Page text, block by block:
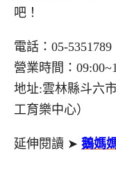
吧！
電話：05-5351789
營業時間：
地址:雲林縣斗六
工育樂中心）
延伸閱讀 ➤ 鵝媽